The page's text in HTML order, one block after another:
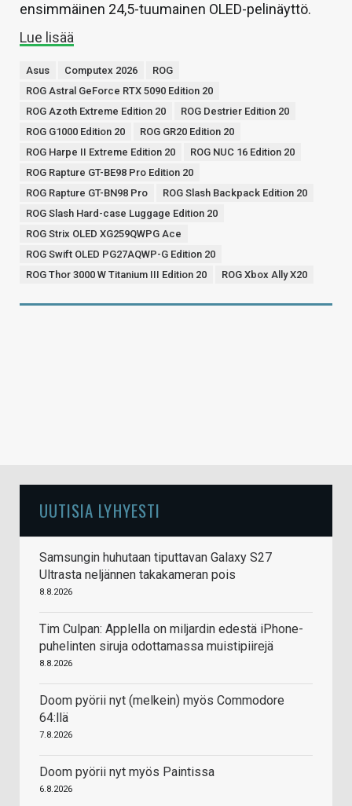
ensimmäinen 24,5-tuumainen OLED-pelinäyttö.
Lue lisää
Asus Computex 2026
ROG
ROG Astral GeForce RTX 5090 Edition 20
ROG Azoth Extreme Edition 20
ROG Destrier Edition 20
ROG G1000 Edition 20
ROG GR20 Edition 20
ROG Harpe II Extreme Edition 20
ROG NUC 16 Edition 20
ROG Rapture GT-BE98 Pro Edition 20
ROG Rapture GT-BN98 Pro
ROG Slash Backpack Edition 20
ROG Slash Hard-case Luggage Edition 20
ROG Strix OLED XG259QWPG Ace
ROG Swift OLED PG27AQWP-G Edition 20
ROG Thor 3000 W Titanium III Edition 20
ROG Xbox Ally X20
UUTISIA LYHYESTI
Samsungin huhutaan tiputtavan Galaxy S27
Ultrasta neljännen takakameran pois
8.8.2026
Tim Culpan: Applella on miljardin edestä iPhone-
puhelinten siruja odottamassa muistipiirejä
8.8.2026
Doom pyörii nyt (melkein) myös Commodore
64:llä
7.8.2026
Doom pyörii nyt myös Paintissa
6.8.2026